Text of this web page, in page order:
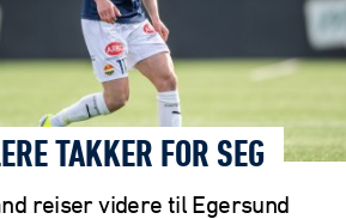
TAKKER FOR SEG
reiser videre til Egersund